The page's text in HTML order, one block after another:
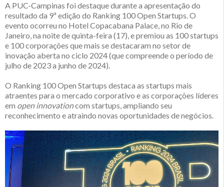
A PUC-Campinas foi destaque durante a apresentação do
resultado da 9ª edição do Ranking 100 Open Startups. O
evento ocorreu no Hotel Copacabana Palace, no Rio de
Janeiro, na noite de quinta-feira (17), e premiou as 100 startups
e 100 corporações que mais se destacaram no setor de
inovação aberta no ciclo 2024 (que compreende o período de
julho de 2023 a junho de 2024).
O Ranking 100 Open Startups destaca as startups mais
atraentes para o mercado corporativo e as corporações líderes
em open innovationcom startups, ampliando seu
reconhecimento e atraindo novas oportunidades de negócios.